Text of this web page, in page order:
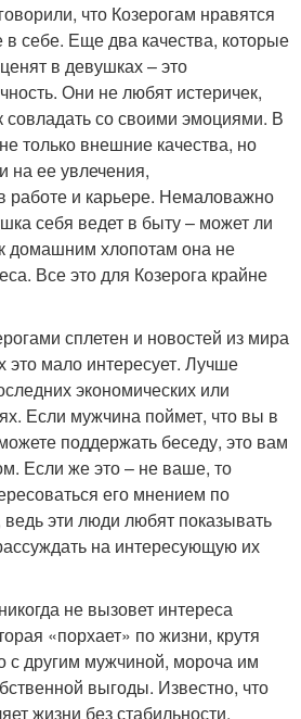
что Козерогам нравятся
себе. Еще два качества, которые
в девушках – это
Они не любят истеричек,
совладать со своими эмоциями. В
только внешние качества, но
ее увлечения,
работе и карьере. Немаловажно
себя ведет в быту – может ли
домашним хлопотам она не
Все это для Козерога крайне
сплетен и новостей из мира
это мало интересует. Лучше
экономических или
Если мужчина поймет, что вы в
поддержать беседу, это вам
Если же это – не ваше, то
его мнением по
эти люди любят показывать
на интересующую их
не вызовет интереса
«порхает» по жизни, крутя
с другим мужчиной, мороча им
выгоды. Известно, что
жизни без стабильности.